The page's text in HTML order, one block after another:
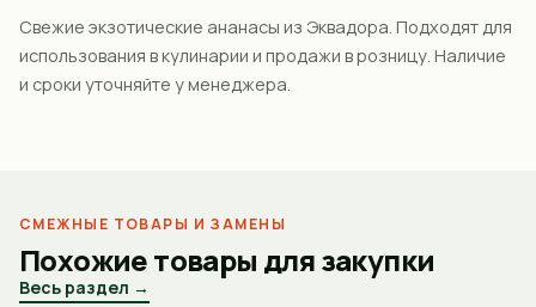
Свежие экзотические ананасы из Эквадора. Подходят для
использования в кулинарии и продажи в розницу. Наличие
и сроки уточняйте у менеджера.
СМЕЖНЫЕ ТОВАРЫ И ЗАМЕНЫ
Похожие товары для закупки
Весь раздел →